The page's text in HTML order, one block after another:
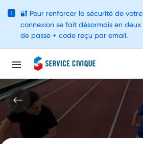
i 🔐 Pour renforcer la sécurité de votre
connexion se fait désormais en
de passe + code reçu par email.